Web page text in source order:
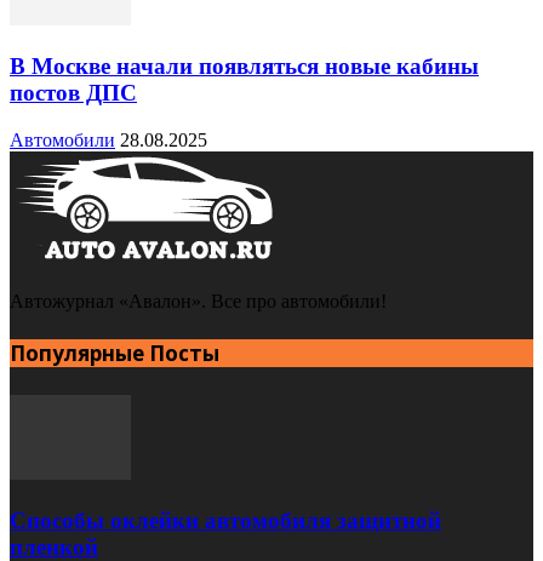
В Москве начали появляться новые кабины
постов ДПС
Автомобили 28.08.2025
Автожурнал «Авалон». Все про автомобили!
Популярные Посты
Способы оклейки автомобиля защитной
пленкой